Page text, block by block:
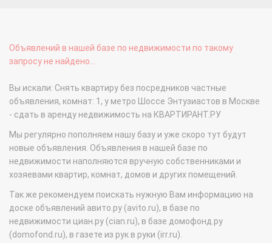
Объявлений в нашей базе по недвижимости по такому
запросу не найдено...
Вы искали: Снять квартиру без посредников частные
объявления, комнат: 1, у метро Шоссе Энтузиастов в Москве
- сдать в аренду недвижимость на КВАРТИРАНТ.РУ
Мы регулярно пополняем нашу базу и уже скоро тут будут
новые объявления. Объявления в нашей базе по
недвижимости наполняются вручную собственниками и
хозяевами квартир, комнат, домов и других помещений.
Так же рекомендуем поискать нужную Вам информацию на
доске объявлений авито.ру (avito.ru), в базе по
недвижимости циан.ру (cian.ru), в базе домофонд.ру
(domofond.ru), в газете из рук в руки (irr.ru).